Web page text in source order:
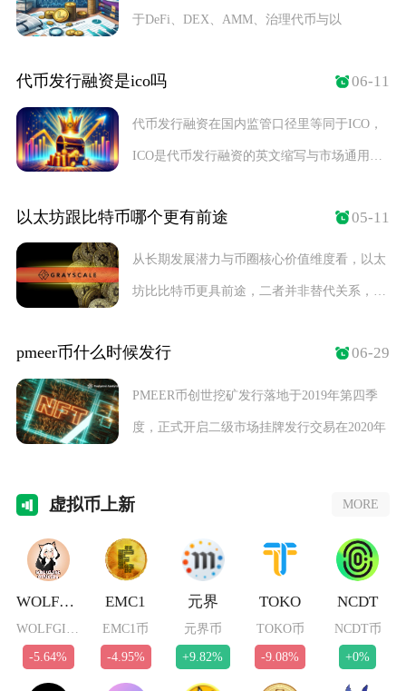
于DeFi、DEX、AMM、治理代币与以
代币发行融资是ico吗 06-11
代币发行融资在国内监管口径里等同于ICO，
ICO是代币发行融资的英文缩写与市场通用叫
以太坊跟比特币哪个更有前途 05-11
从长期发展潜力与币圈核心价值维度看，以太
坊比比特币更具前途，二者并非替代关系，而
pmeer币什么时候发行 06-29
PMEER币创世挖矿发行落地于2019年第四季
度，正式开启二级市场挂牌发行交易在2020年
虚拟币上新 MORE
WOLFGIRL
-5.64%
EMC1
EMC1币
-4.95%
元界
元界币
+9.82%
TOKO
TOKO币
-9.08%
NCDT
NCDT币
+0%